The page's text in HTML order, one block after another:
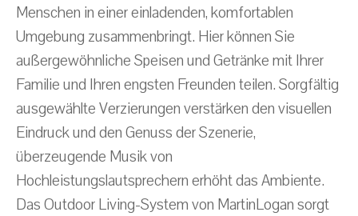
Menschen in einer einladenden, komfortablen
Umgebung zusammenbringt. Hier können Sie
außergewöhnliche Speisen und Getränke mit Ihrer
Familie und Ihren engsten Freunden teilen. Sorgfältig
ausgewählte Verzierungen verstärken den visuellen
Eindruck und den Genuss der Szenerie,
überzeugende Musik von
Hochleistungslautsprechern erhöht das Ambiente.
Das Outdoor Living-System von MartinLogan sorgt